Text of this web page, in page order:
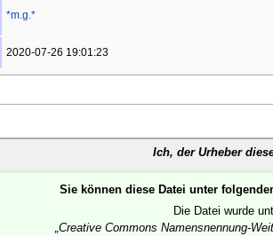
*m.g.*
2020-07-26 19:01:23
Ich, der Urheber
Sie können diese Datei unter
Die Datei wurde
„Creative Commons Namensnennung-